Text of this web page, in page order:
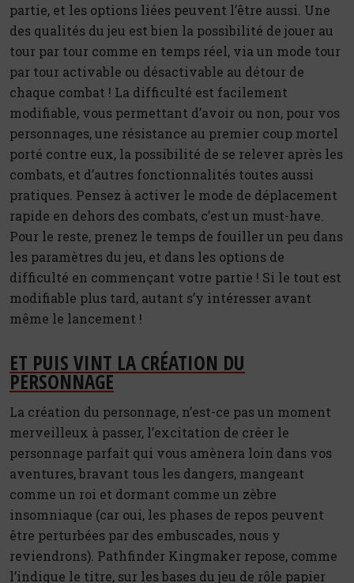
partie, et les options liées peuvent l’être aussi. Une
des qualités du jeu est bien la possibilité de jouer au
tour par tour comme en temps réel, via un mode tour
par tour activable ou désactivable au détour de
chaque combat ! La difficulté est facilement
modifiable, vous permettant d’avoir ou non, pour vos
personnages, une résistance au premier coup mortel
porté contre eux, la possibilité de se relever après les
combats, et d’autres fonctionnalités toutes aussi
pratiques. Pensez à activer le mode de déplacement
rapide en dehors des combats, c’est un must-have.
Pour le reste, prenez le temps de fouiller un peu dans
les paramètres du jeu, et dans les options de
difficulté en commençant votre partie ! Si le tout est
modifiable plus tard, autant s’y intéresser avant
même le lancement !
ET PUIS VINT LA CRÉATION DU
PERSONNAGE
La création du personnage, n’est-ce pas un moment
merveilleux à passer, l’excitation de créer le
personnage parfait qui vous amènera loin dans vos
aventures, bravant tous les dangers, mangeant
comme un roi et dormant comme un zèbre
insomniaque (car oui, les phases de repos peuvent
être perturbées par des embuscades, nous y
reviendrons). Pathfinder Kingmaker repose, comme
l’indique le titre, sur les bases du jeu de rôle papier